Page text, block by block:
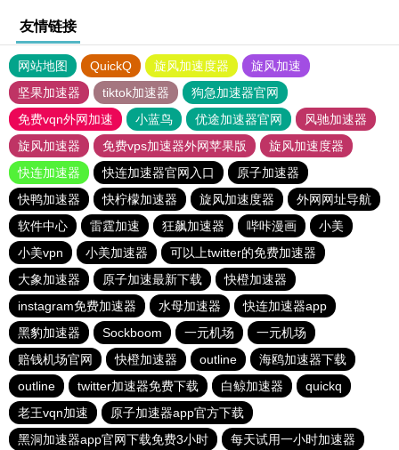
友情链接
网站地图 QuickQ 旋风加速度器
旋风加速
坚果加速器
tiktok加速器
狗急加速器官网
免费vqn外网加速
小蓝鸟 优途加速器官网
风驰加速器
旋风加速器
免费vps加速器外网苹果版
旋风加速度器
快连加速器
快连加速器官网入口
原子加速器
快鸭加速器
快柠檬加速器 旋风加速度器
外网网址导航
软件中心
雷霆加速 狂飙加速器 哔咔漫画
小美
小美vpn
小美加速器
可以上twitter的免费加速器
大象加速器
原子加速最新下载
快橙加速器
instagram免费加速器
水母加速器
快连加速器app
黑豹加速器
Sockboom 一元机场
一元机场
赔钱机场官网
快橙加速器 outline
海鸥加速器下载
outline
twitter加速器免费下载 白鲸加速器
quickq
老王vqn加速
原子加速器app官方下载
黑洞加速器app官网下载免费3小时
每天试用一小时加速器